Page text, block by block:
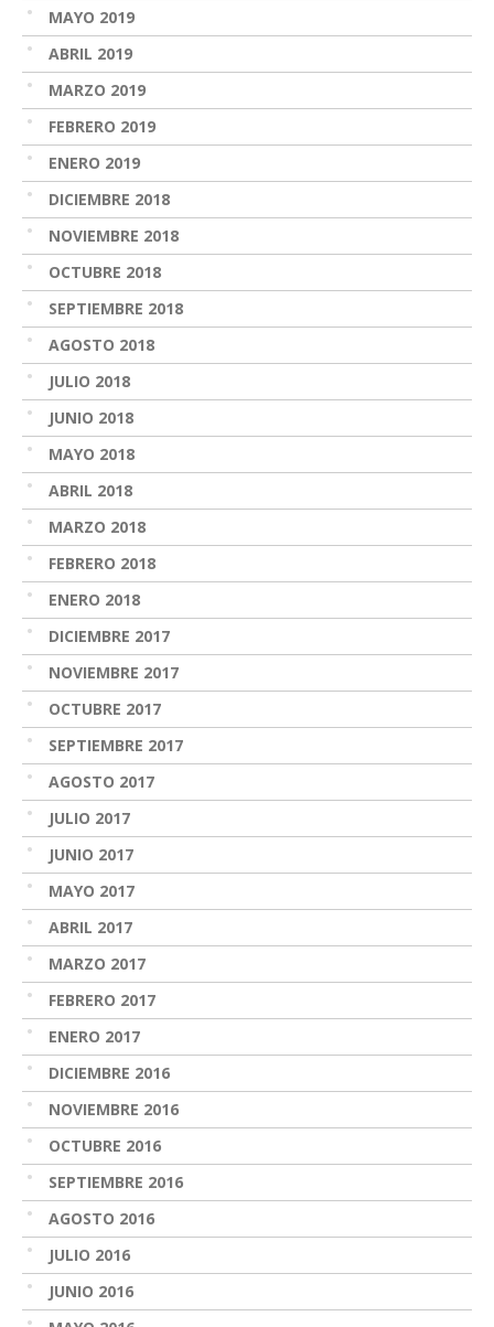
MAYO 2019
ABRIL 2019
MARZO 2019
FEBRERO 2019
ENERO 2019
DICIEMBRE 2018
NOVIEMBRE 2018
OCTUBRE 2018
SEPTIEMBRE 2018
AGOSTO 2018
JULIO 2018
JUNIO 2018
MAYO 2018
ABRIL 2018
MARZO 2018
FEBRERO 2018
ENERO 2018
DICIEMBRE 2017
NOVIEMBRE 2017
OCTUBRE 2017
SEPTIEMBRE 2017
AGOSTO 2017
JULIO 2017
JUNIO 2017
MAYO 2017
ABRIL 2017
MARZO 2017
FEBRERO 2017
ENERO 2017
DICIEMBRE 2016
NOVIEMBRE 2016
OCTUBRE 2016
SEPTIEMBRE 2016
AGOSTO 2016
JULIO 2016
JUNIO 2016